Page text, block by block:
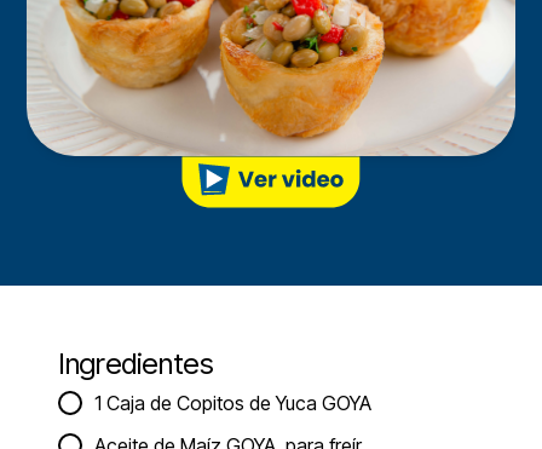
Ingredientes
1 Caja de Copitos de Yuca GOYA